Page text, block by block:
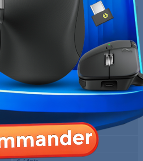
Intel Core I7-1265U
13.3" FHD (1920*1080)
QWERTY
Intel Iris Xe Graphics
Dell